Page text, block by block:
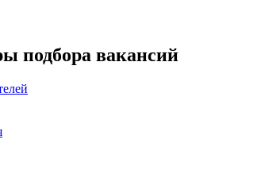
подбора вакансий